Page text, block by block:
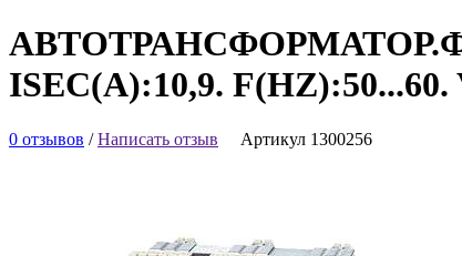
ISEC(A):10,9.
0 отзывов /Написать отзыв Артикул 1300256